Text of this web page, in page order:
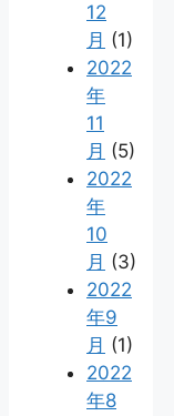
12
月 (1)
2022
年
11
月 (5)
2022
年
10
月 (3)
2022
年9
月 (1)
2022
年8